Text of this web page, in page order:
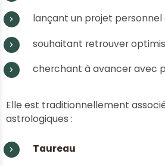
lançant un projet personnel
souhaitant retrouver
cherchant à avancer avec
Elle est traditionnellement
astrologiques :
Taureau